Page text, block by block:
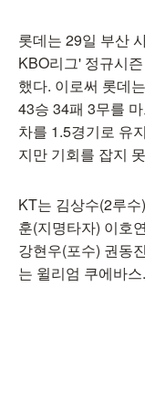
롯데는 29일 부산
KBO리그' 정규시
했다. 이로써 롯데
43승 34패 3무를
차를 1.5경기로 유
지만 기회를 잡지
KT는 김상수(2루
훈(지명타자) 이호
강현우(포수) 권동
는 윌리엄 쿠에바스.